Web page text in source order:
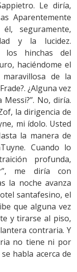
Le diría,
Aparentemente
seguramente,
y la lucidez.
los hinchas del
haciéndome el
de la
¿Alguna vez
No, diría.
la dirigencia de
mi ídolo. Usted
la manera de
Cuando lo
profunda,
me diría con
la noche avanza
santafesino, el
que alguna vez
y tirarse al piso,
contraria. Y
no tiene ni por
habla acerca de